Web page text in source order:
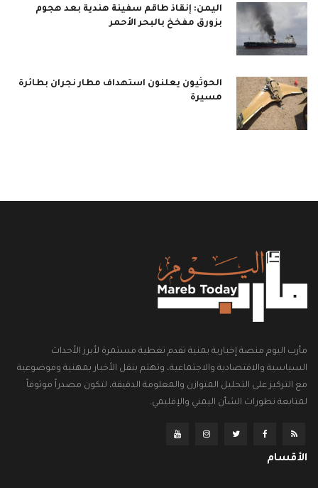
اليمن: إنقاذ طاقم سفينة هندية بعد هجوم
بزورق مفخخ بالبحر الأحمر
الحوثيون يعلنون استهداف مطار نجران بطائرة
مسيرة
مأرب اليوم منصة إخبارية يمنية تقدم تغطية مستمرة لأبرز الأحداث
السياسية والاقتصادية والاجتماعية، وتهتم بنقل الأخبار بمهنية وموضوعية
مع التركيز على التحليل المتوازن والمعلومة الدقيقة، لتكون مصدراً موثوقاً
لمتابعة تطورات الشأن اليمني والإقليمي.
الأقسام